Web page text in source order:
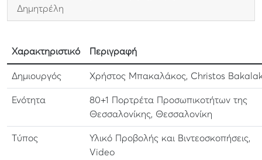
Δημητρέλη
Χαρακτηριστικό Περιγραφή
Δημιουργός Χρήστος Μπακαλάκος, Christos
Ενότητα
80+1 Πορτρέτα Προσωπικοτήτων της
Θεσσαλονίκης, Θεσσαλονίκη
Τύπος
Υλικό Προβολής και Βιντεοσκοπήσεις,
Video